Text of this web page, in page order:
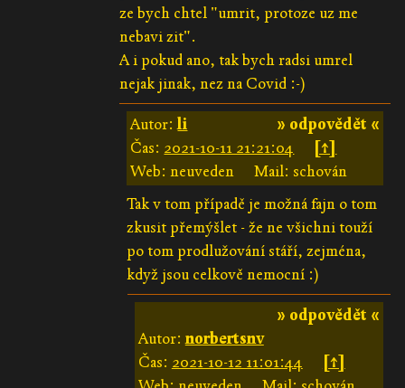
ze bych chtel "umrit, protoze uz me
nebavi zit".
A i pokud ano, tak bych radsi umrel
nejak jinak, nez na Covid :-)
» odpovědět «
Autor:li
Čas: 2021-10-11 21:21:04
[↑]
Web: neuveden
Mail: schován
Tak v tom případě je možná fajn o tom
zkusit přemýšlet - že ne všichni touží
po tom prodlužování stáří, zejména,
když jsou celkově nemocní :)
» odpovědět «
Autor:norbertsnv
Čas: 2021-10-12 11:01:44
[↑]